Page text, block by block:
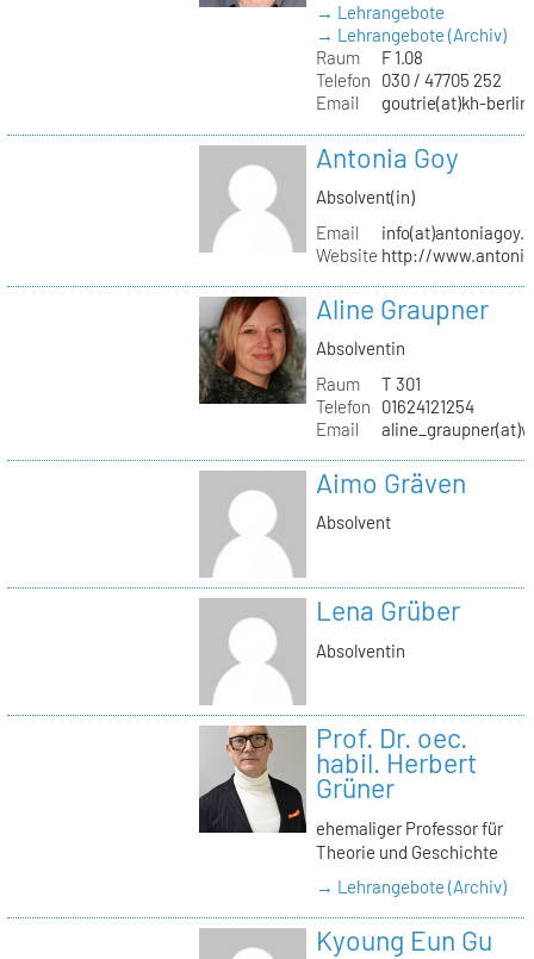
→ Lehrangebote
→ Lehrangebote (Archiv)
Raum
F 1.08
Telefon
030 / 47705 252
Email
goutrie(at)kh-
Antonia Goy
Absolvent(in)
Email
Website http://
Aline Graupner
Absolventin
Raum
T 301
Telefon
01624121254
Email
Aimo Gräven
Absolvent
Lena Grüber
Absolventin
Prof. Dr. oec.
habil. Herbert
Grüner
ehemaliger Professor für
Theorie und Geschichte
→ Lehrangebote (Archiv)
Kyoung Eun Gu